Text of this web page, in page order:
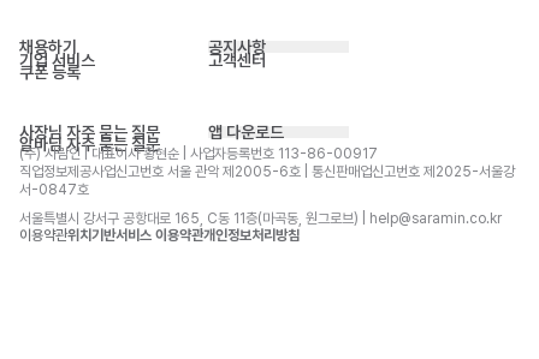
채용하기
기업 서비스
쿠폰 등록
공지사항
고객센터
사장님 자주 묻는 질문
알바님 자주 묻는 질문
앱 다운로드
(주) 사람인 | 대표이사 황현순 | 사업자등록번호 113-86-00917
직업정보제공사업신고번호 서울 관악 제2005-6호 | 통신판매업신고번호 제2025-서울강
서-0847호
서울특별시 강서구 공항대로 165, C동 11층(마곡동, 원그로브) | help@saramin.co.kr
이용약관위치기반서비스 이용약관개인정보처리방침